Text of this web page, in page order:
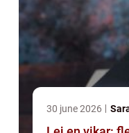
30 june 2026